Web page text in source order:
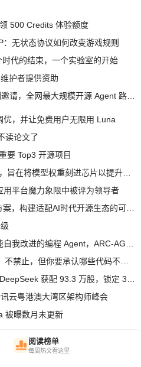
500 Credits 体验额度
无状态协议如何改变游戏规则
代的结束，一个实验室的开始
护者提供资助
，并让免费用户无限用 Luna
读论文了
要 Top3 开源项目
平台魔力象限中被评为领导者
云粤港澳大湾区架构师峰会
被曝数月未更新
阅读榜单
每周热文看这里